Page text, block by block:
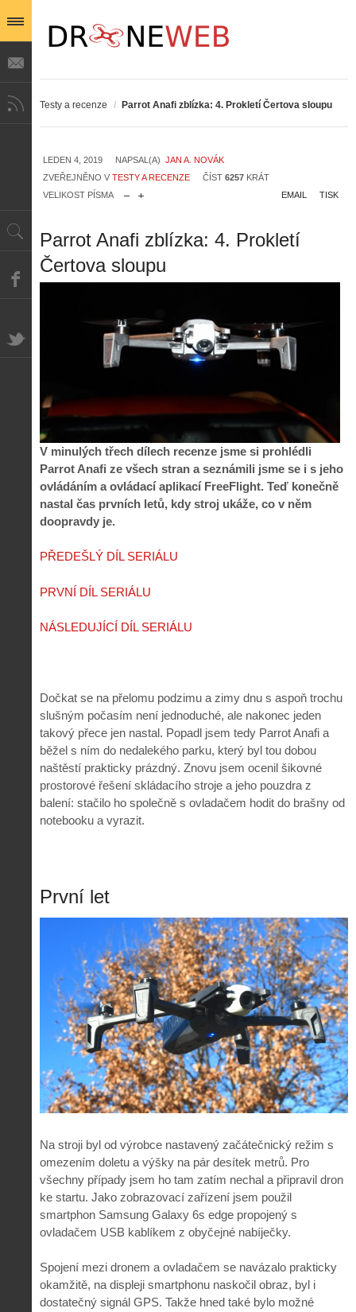
Testy a recenze / Parrot Anafi zblízka: 4. Prokletí Čertova sloupu
LEDEN 4, 2019 NAPSAL(A) JAN A. NOVÁK
ZVEŘEJNĚNO V TESTY A RECENZE ČÍST 6257 KRÁT
VELIKOST PÍSMA
TISK
EMAIL
Parrot Anafi zblízka: 4. Prokletí
Čertova sloupu
V minulých třech dílech recenze jsme si prohlédli
Parrot Anafi ze všech stran a seznámili jsme se i s jeho
ovládáním a ovládací aplikací FreeFlight. Teď konečně
nastal čas prvních letů, kdy stroj ukáže, co v něm
doopravdy je.
PŘEDEŠLÝ DÍL SERIÁLU
PRVNÍ DÍL SERIÁLU
NÁSLEDUJÍCÍ DÍL SERIÁLU
Dočkat se na přelomu podzimu a zimy dnu s aspoň trochu
slušným počasím není jednoduché, ale nakonec jeden
takový přece jen nastal. Popadl jsem tedy Parrot Anafi a
běžel s ním do nedalekého parku, který byl tou dobou
naštěstí prakticky prázdný. Znovu jsem ocenil šikovné
prostorové řešení skládacího stroje a jeho pouzdra z
balení: stačilo ho společně s ovladačem hodit do brašny od
notebooku a vyrazit.
První let
Na stroji byl od výrobce nastavený začátečnický režim s
omezením doletu a výšky na pár desítek metrů. Pro
všechny případy jsem ho tam zatím nechal a připravil dron
ke startu. Jako zobrazovací zařízení jsem použil
smartphon Samsung Galaxy 6s edge propojený s
ovladačem USB kablíkem z obyčejné nabíječky.
Spojení mezi dronem a ovladačem se navázalo prakticky
okamžitě, na displeji smartphonu naskočil obraz, byl i
dostatečný signál GPS. Takže hned také bylo možné